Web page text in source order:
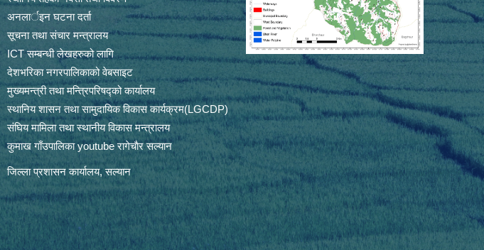
अनलार्इन घटना दर्ता
सूचना तथा संचार मन्त्रालय
ICT सम्बन्धी लेखहरुको लागि
देशभरिका नगरपालिकाको वेबसाइट
मुख्यमन्त्री तथा मन्त्रिपरिषद्को कार्यालय
स्थानिय शासन तथा सामुदायिक विकास कार्यक्रम(LGCDP)
संघिय मामिला तथा स्थानीय विकास मन्त्रालय
कुमाख गाँउपालिका youtube रागेचाैर सल्यान
जिल्ला प्रशासन कार्यालय, सल्यान